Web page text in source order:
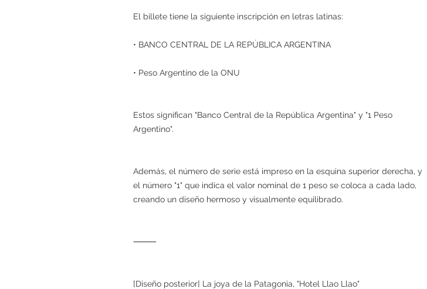
El billete tiene la siguiente inscripción en letras latinas:
• BANCO CENTRAL DE LA REPÚBLICA ARGENTINA
• Peso Argentino de la ONU
Estos significan "Banco Central de la República Argentina" y "1 Peso
Argentino".
Además, el número de serie está impreso en la esquina superior derecha, y
el número "1" que indica el valor nominal de 1 peso se coloca a cada lado,
creando un diseño hermoso y visualmente equilibrado.
⸻
[Diseño posterior] La joya de la Patagonia, "Hotel Llao Llao"